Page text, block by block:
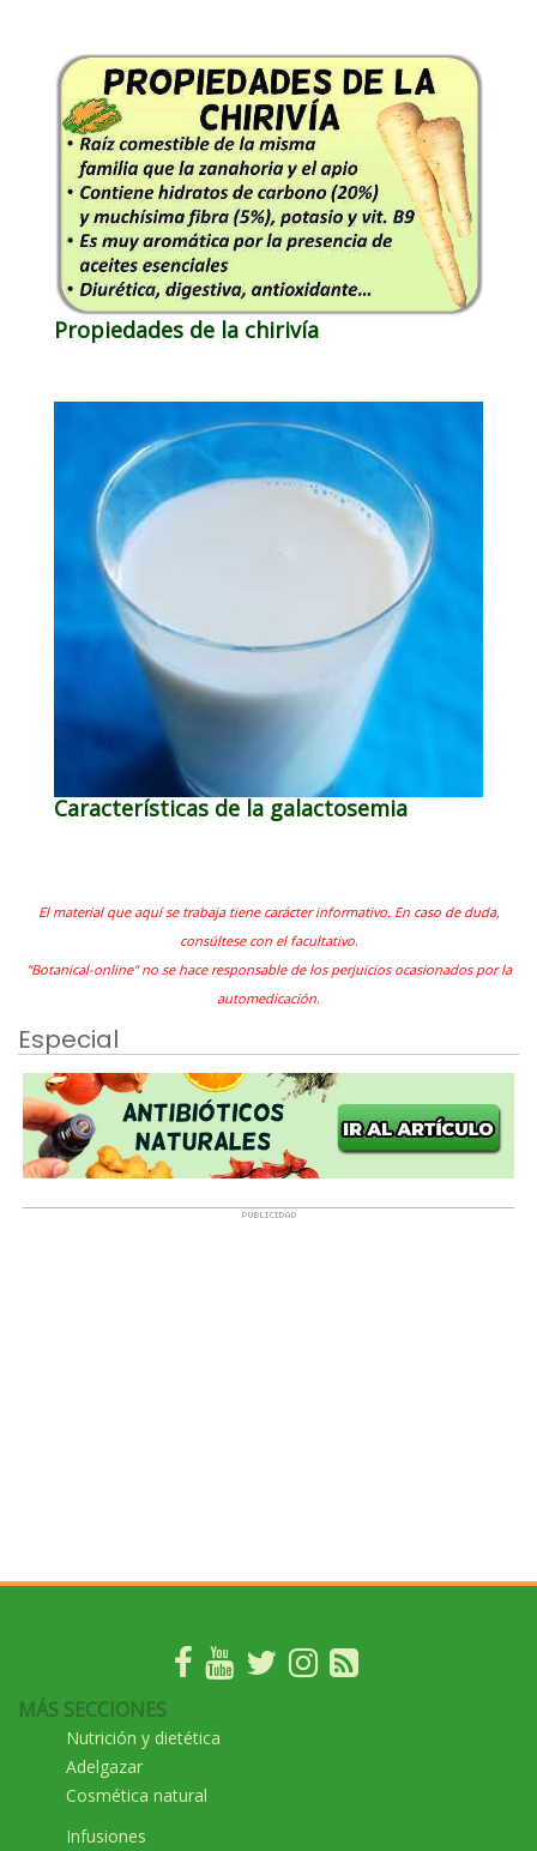
Propiedades de la chirivía
Características de la galactosemia
El material que aquí se trabaja tiene carácter informativo. En caso de duda,
consúltese con el facultativo.
"Botanical-online" no se hace responsable de los perjuicios ocasionados por la
automedicación.
Especial
MÁS SECCIONES
Nutrición y dietética
Adelgazar
Cosmética natural
Infusiones